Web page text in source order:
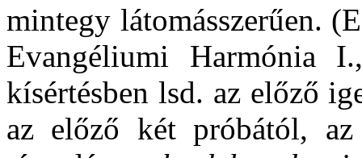
mintegy látomásszerűen.
Evangéliumi Harmónia
kísértésben lsd. az előző
az előző két próbától,